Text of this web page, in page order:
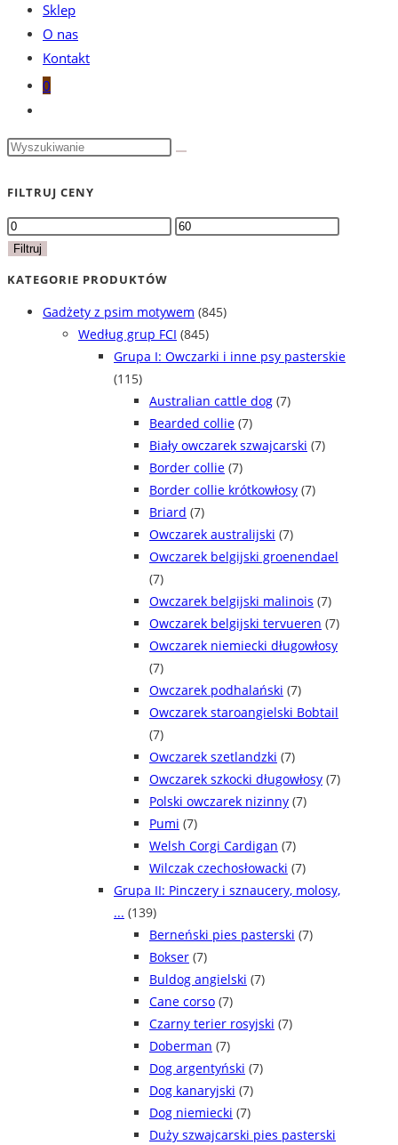
Sklep
O nas
Kontakt
0
website
search
FILTRUJ CENY
Cena
min
Cena
Filtruj
KATEGORIE PRODUKTÓW
Gadżety z psim motywem (845)
Według grup FCI (845)
Grupa I: Owczarki i inne psy pasterskie
(115)
Australian cattle dog (7)
Bearded collie (7)
Biały owczarek szwajcarski (7)
Border collie (7)
Border collie krótkowłosy (7)
Briard (7)
Owczarek australijski (7)
Owczarek belgijski groenendael
(7)
Owczarek belgijski malinois (7)
Owczarek belgijski tervueren (7)
Owczarek niemiecki długowłosy
(7)
Owczarek podhalański (7)
Owczarek staroangielski Bobtail
(7)
Owczarek szetlandzki (7)
Owczarek szkocki długowłosy (7)
Polski owczarek nizinny (7)
Pumi (7)
Welsh Corgi Cardigan (7)
Wilczak czechosłowacki (7)
Grupa II: Pinczery i sznaucery, molosy,
... (139)
Berneński pies pasterski (7)
Bokser (7)
Buldog angielski (7)
Cane corso (7)
Czarny terier rosyjski (7)
Doberman (7)
Dog argentyński (7)
Dog kanaryjski (7)
Dog niemiecki (7)
Duży szwajcarski pies pasterski